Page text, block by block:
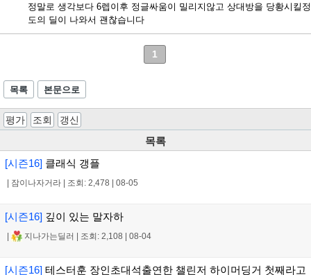
정말로 생각보다 6렙이후 정글싸움이 밀리지않고 상대방을 당황시킬정
도의 딜이 나와서 괜찮습니다
1
목록 본문으로
평가 조회 갱신
목록
[시즌16] 클래식 갱플
| 잠이나자거라 | 조회: 2,478 | 08-05
[시즌16] 깊이 있는 말자하
| 지나가는딜러 | 조회: 2,108 | 08-04
[시즌16] 테스터훈 장인초대석출연한 챌린저 하이머딩거 첫째라고